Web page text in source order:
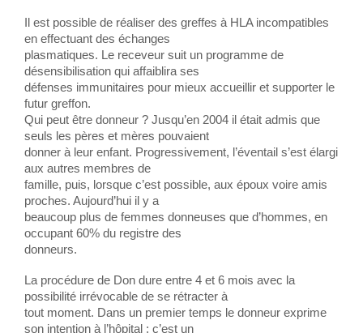
Il est possible de réaliser des greffes à HLA incompatibles
en effectuant des échanges
plasmatiques. Le receveur suit un programme de
désensibilisation qui affaiblira ses
défenses immunitaires pour mieux accueillir et supporter le
futur greffon.
Qui peut être donneur ? Jusqu’en 2004 il était admis que
seuls les pères et mères pouvaient
donner à leur enfant. Progressivement, l’éventail s’est élargi
aux autres membres de
famille, puis, lorsque c’est possible, aux époux voire amis
proches. Aujourd’hui il y a
beaucoup plus de femmes donneuses que d’hommes, en
occupant 60% du registre des
donneurs.
La procédure de Don dure entre 4 et 6 mois avec la
possibilité irrévocable de se rétracter à
tout moment. Dans un premier temps le donneur exprime
son intention à l’hôpital ; c’est un